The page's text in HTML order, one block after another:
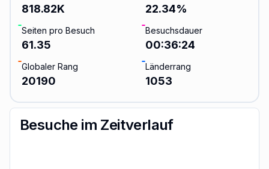
818.82K 22.34%
Seiten pro Besuch
61.35
Besuchsdauer
00:36:24
Globaler Rang
20190
Länderrang
1053
Besuche im Zeitverlauf